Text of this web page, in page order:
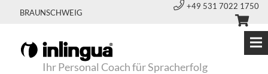
BRAUNSCHWEIG
+49 531 7022 1750
Ihr Personal Coach für Spracherfolg